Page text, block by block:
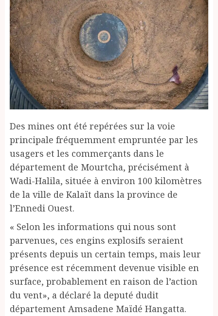
Des mines ont été repérées sur la voie
principale fréquemment empruntée par les
usagers et les commerçants dans le
département de Mourtcha, précisément à
Wadi-Halila, située à environ 100 kilomètres
de la ville de Kalaït dans la province de
l’Ennedi Ouest.
« Selon les informations qui nous sont
parvenues, ces engins explosifs seraient
présents depuis un certain temps, mais leur
présence est récemment devenue visible en
surface, probablement en raison de l’action
du vent», a déclaré la deputé dudit
département Amsadene Maïdé Hangatta.